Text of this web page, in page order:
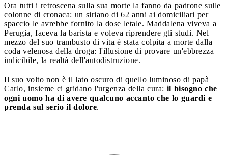
Ora tutti i retroscena sulla sua morte la fanno da padrone sulle
colonne di cronaca: un siriano di 62 anni ai domiciliari per
spaccio le avrebbe fornito la dose letale. Maddalena viveva a
Perugia, faceva la barista e voleva riprendere gli studi. Nel
mezzo del suo trambusto di vita è stata colpita a morte dalla
coda velenosa della droga: l'illusione di provare un'ebbrezza
indicibile, la realtà dell'autodistruzione.
Il suo volto non è il lato oscuro di quello luminoso di papà
Carlo, insieme ci gridano l'urgenza della cura: il bisogno che
ogni uomo ha di avere qualcuno accanto che lo guardi e
prenda sul serio il dolore.